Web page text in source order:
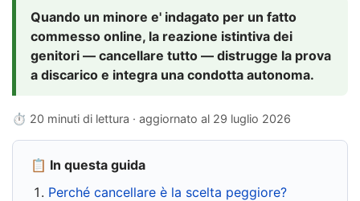
Quando un minore e' indagato per un fatto
commesso online, la reazione istintiva dei
genitori — cancellare tutto — distrugge la prova
a discarico e integra una condotta autonoma.
⏱ 20 minuti di lettura · aggiornato al 29 luglio 2026
📋 In questa guida
Perché cancellare è la scelta peggiore?